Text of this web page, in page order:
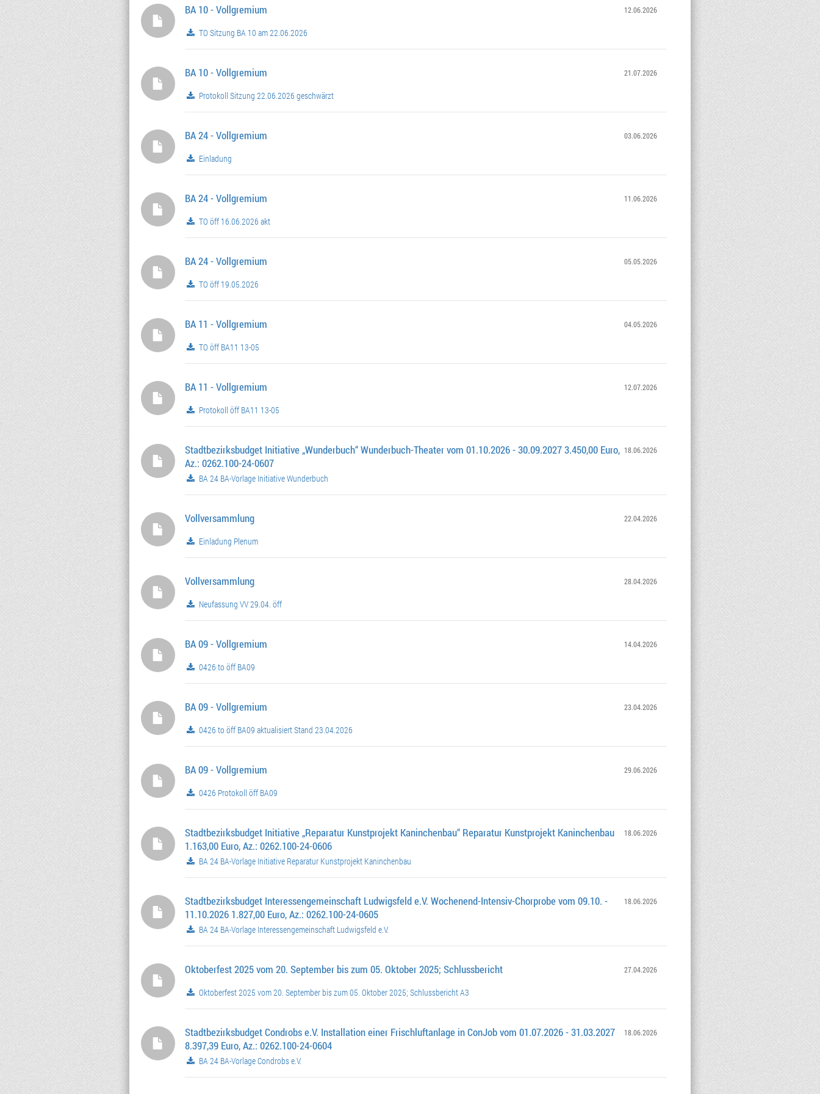
12.06.2026
BA 10 - Vollgremium
TO Sitzung BA 10 am 22.06.2026
21.07.2026
BA 10 - Vollgremium
Protokoll Sitzung 22.06.2026 geschwärzt
03.06.2026
BA 24 - Vollgremium
Einladung
11.06.2026
BA 24 - Vollgremium
TO öff 16.06.2026 akt
05.05.2026
BA 24 - Vollgremium
TO öff 19.05.2026
04.05.2026
BA 11 - Vollgremium
TO öff BA11 13-05
12.07.2026
BA 11 - Vollgremium
Protokoll öff BA11 13-05
18.06.2026
Stadtbezirksbudget Initiative „Wunderbuch“ Wunderbuch-Theater vom 01.10.2026 - 30.09.2027 3.450,00 Euro,
Az.: 0262.100-24-0607
BA 24 BA-Vorlage Initiative Wunderbuch
22.04.2026
Vollversammlung
Einladung Plenum
28.04.2026
Vollversammlung
Neufassung VV 29.04. öff
14.04.2026
BA 09 - Vollgremium
0426 to öff BA09
23.04.2026
BA 09 - Vollgremium
0426 to öff BA09 aktualisiert Stand 23.04.2026
29.06.2026
BA 09 - Vollgremium
0426 Protokoll öff BA09
18.06.2026
Stadtbezirksbudget Initiative „Reparatur Kunstprojekt Kaninchenbau“ Reparatur Kunstprojekt Kaninchenbau
1.163,00 Euro, Az.: 0262.100-24-0606
BA 24 BA-Vorlage Initiative Reparatur Kunstprojekt Kaninchenbau
18.06.2026
Stadtbezirksbudget Interessengemeinschaft Ludwigsfeld e.V. Wochenend-Intensiv-Chorprobe vom 09.10. -
11.10.2026 1.827,00 Euro, Az.: 0262.100-24-0605
BA 24 BA-Vorlage Interessengemeinschaft Ludwigsfeld e.V.
27.04.2026
Oktoberfest 2025 vom 20. September bis zum 05. Oktober 2025; Schlussbericht
Oktoberfest 2025 vom 20. September bis zum 05. Oktober 2025; Schlussbericht A3
18.06.2026
Stadtbezirksbudget Condrobs e.V. Installation einer Frischluftanlage in ConJob vom 01.07.2026 - 31.03.2027
8.397,39 Euro, Az.: 0262.100-24-0604
BA 24 BA-Vorlage Condrobs e.V.